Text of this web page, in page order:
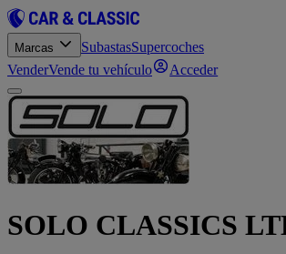
Marcas SubastasSupercoches
VenderVende tu vehículo Acceder
SOLO CLASSICS